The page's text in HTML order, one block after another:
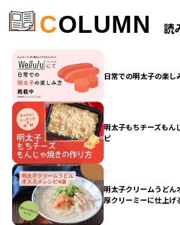
COLUMN 読
日常での明太子の楽し
明太子もちチーズもん
ピ
明太子クリームうど
厚クリーミーに仕上げ